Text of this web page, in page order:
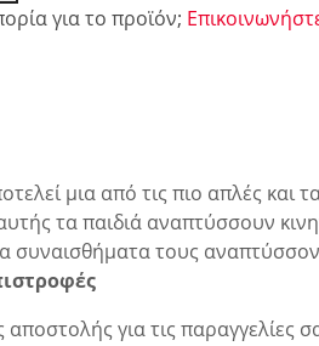
για το προϊόν;
μια από τις πιο απλές και
τα παιδιά αναπτύσσουν
συναισθήματα τους
για τις παραγγελίες